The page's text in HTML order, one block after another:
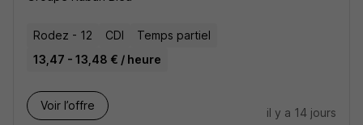
Rodez - 12 CDI
Temps partiel
13,47 - 13,48 € / heure
Voir l’offre
il y a 14 jours